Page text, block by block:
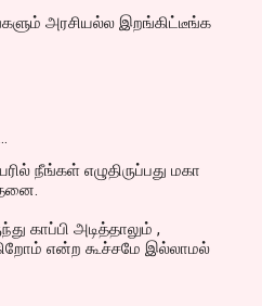
அரசியல்ல இறங்கிட்டீங்க
நீங்கள் எழுதிருப்பது மகா
காப்பி அடித்தாலும் ,
என்ற கூச்சமே இல்லாமல்